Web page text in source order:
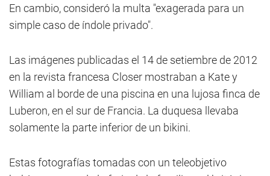
En cambio, consideró la multa "exagerada para un
simple caso de índole privado".
Las imágenes publicadas el 14 de setiembre de 2012
en la revista francesa Closer mostraban a Kate y
William al borde de una piscina en una lujosa finca de
Luberon, en el sur de Francia. La duquesa llevaba
solamente la parte inferior de un bikini.
Estas fotografías tomadas con un teleobjetivo